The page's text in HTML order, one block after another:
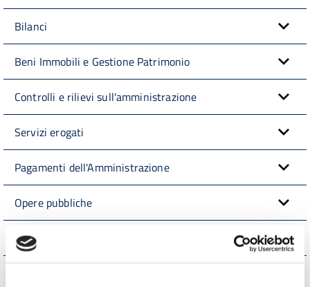
Bilanci
Beni Immobili e Gestione Patrimonio
Controlli e rilievi sull'amministrazione
Servizi erogati
Pagamenti dell'Amministrazione
Opere pubbliche
Pianificazione e governo del territorio